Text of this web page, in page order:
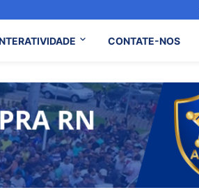
CONTATE-NOS